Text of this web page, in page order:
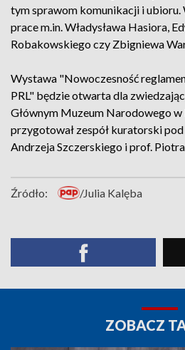
tym sprawom komunikacji i ubioru.
prace m.in. Władysława Hasiora,
Robakowskiego czy Zbigniewa
Wystawa "Nowoczesność
PRL" będzie otwarta dla
Głównym Muzeum Narodowego
przygotował zespół kuratorski
Andrzeja Szczerskiego i prof.
Źródło: /Julia Kalęba
ZOBACZ